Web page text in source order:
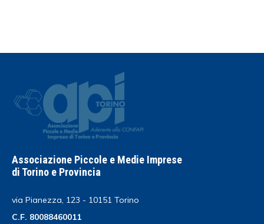
Associazione Piccole e Medie Imprese
di Torino e Provincia
via Pianezza, 123 - 10151 Torino
C.F. 80088460011